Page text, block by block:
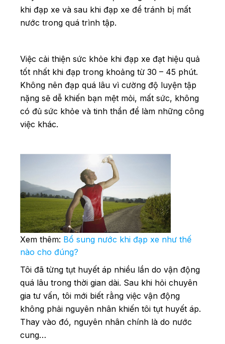
khi đạp xe và sau khi đạp xe để tránh bị mất
nước trong quá trình tập.
Việc cải thiện sức khỏe khi đạp xe đạt hiệu quả
tốt nhất khi đạp trong khoảng từ 30 – 45 phút.
Không nên đạp quá lâu vì cường độ luyện tập
nặng sẽ dễ khiến bạn mệt mỏi, mất sức, không
có đủ sức khỏe và tinh thần để làm những công
việc khác.
Xem thêm: Bổ sung nước khi đạp xe như thế
nào cho đúng?
Tôi đã từng tụt huyết áp nhiều lần do vận động
quá lâu trong thời gian dài. Sau khi hỏi chuyên
gia tư vấn, tôi mới biết rằng việc vận động
không phải nguyên nhân khiến tôi tụt huyết áp.
Thay vào đó, nguyên nhân chính là do nước
cung…